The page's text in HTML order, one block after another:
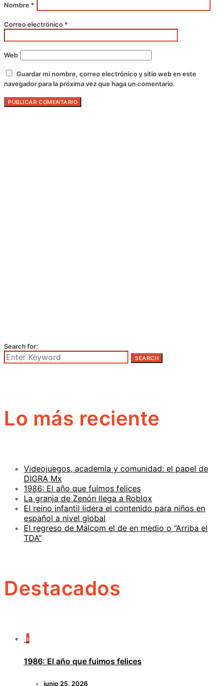
Nombre *
Correo electrónico *
Web
Guardar mi nombre, correo electrónico y sitio web en este
navegador para la próxima vez que haga un comentario.
Search for:
SEARCH
Lo más reciente
Videojuegos, academia y comunidad: el papel de
DIGRA Mx
1986: El año que fuimos felices
La granja de Zenón llega a Roblox
El reino infantil lidera el contenido para niños en
español a nivel global
El regreso de Malcom el de en medio o “Arriba el
TDA”
Destacados
1
1986: El año que fuimos felices
junio 25, 2026